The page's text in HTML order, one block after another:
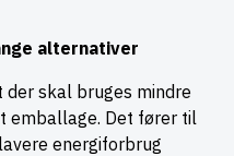
alternativer
der skal bruges mindre
emballage. Det fører til
energiforbrug